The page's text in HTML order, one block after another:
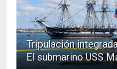
Tripulación
El submarino USS